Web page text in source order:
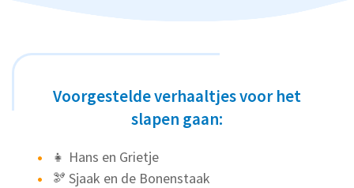
Voorgestelde verhaaltjes voor het
slapen gaan:
👧 Hans en Grietje
🫘 Sjaak en de Bonenstaak